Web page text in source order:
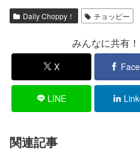
Daily Choppy！ チョッピー
みんなに共有
X
LINE
関連記事